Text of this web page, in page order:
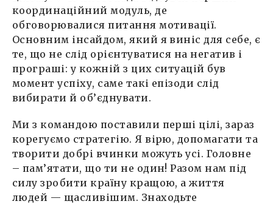
координаційний модуль, де
обговорювалися питання мотивації.
Основним інсайдом, який я виніс для себе, є
те, що не слід орієнтуватися на негатив і
програші: у кожній з цих ситуацій був
момент успіху, саме такі епізоди слід
вибирати й об’єднувати.
Ми з командою поставили перші цілі, зараз
корегуємо стратегію. Я вірю, допомагати та
творити добрі вчинки можуть усі. Головне
– пам’ятати, що ти не один! Разом нам під
силу зробити країну кращою, а життя
людей — щасливішим. Знаходьте